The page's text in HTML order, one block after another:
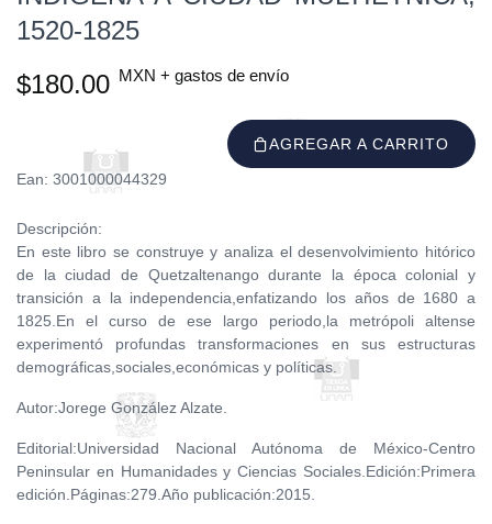
1520-1825
$180.00 MXN + gastos de envío
AGREGAR A CARRITO
Ean: 3001000044329
Descripción:
En este libro se construye y analiza el desenvolvimiento hitórico
de la ciudad de Quetzaltenango durante la época colonial y
transición a la independencia,enfatizando los años de 1680 a
1825.En el curso de ese largo periodo,la metrópoli altense
experimentó profundas transformaciones en sus estructuras
demográficas,sociales,económicas y políticas.
Autor:Jorege González Alzate.
Editorial:Universidad Nacional Autónoma de México-Centro
Peninsular en Humanidades y Ciencias Sociales.Edición:Primera
edición.Páginas:279.Año publicación:2015.